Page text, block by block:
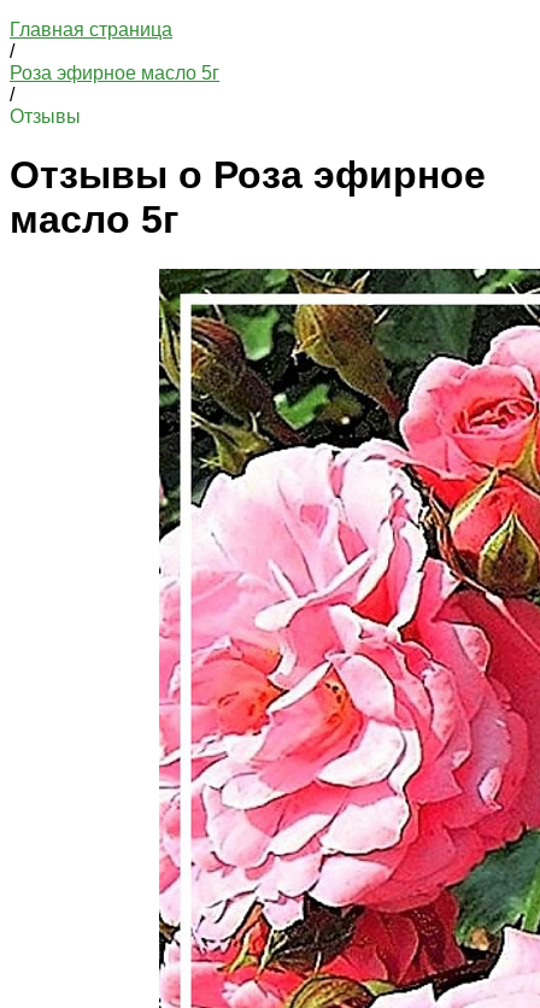
Главная страница
/
Роза эфирное масло 5г
/
Отзывы
Отзывы о Роза эфирное
масло 5г